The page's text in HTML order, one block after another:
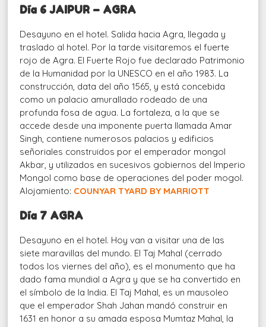
Día 6 JAIPUR – AGRA
Desayuno en el hotel. Salida hacia Agra, llegada y
traslado al hotel. Por la tarde visitaremos el fuerte
rojo de Agra. El Fuerte Rojo fue declarado Patrimonio
de la Humanidad por la UNESCO en el año 1983. La
construcción, data del año 1565, y está concebida
como un palacio amurallado rodeado de una
profunda fosa de agua. La fortaleza, a la que se
accede desde una imponente puerta llamada Amar
Singh, contiene numerosos palacios y edificios
señoriales construidos por el emperador mongol
Akbar, y utilizados en sucesivos gobiernos del Imperio
Mongol como base de operaciones del poder mogol.
Alojamiento: COUNYAR TYARD BY MARRIOTT
Día 7 AGRA
Desayuno en el hotel. Hoy van a visitar una de las
siete maravillas del mundo. El Taj Mahal (cerrado
todos los viernes del año), es el monumento que ha
dado fama mundial a Agra y que se ha convertido en
el símbolo de la India. El Taj Mahal, es un mausoleo
que el emperador Shah Jahan mandó construir en
1631 en honor a su amada esposa Mumtaz Mahal, la